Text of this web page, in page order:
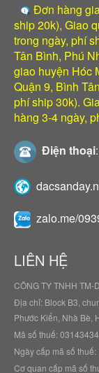
Đơn hàng
ship 20k), Giao
trong ngày, phí
Tân Bình, Phú
giao huyện Hóc
Quận 9, Bình
phí ship 30k).
hàng 3-4 ngày,
Điện thoại:
zalo.me/
LIÊN HỆ
CÔNG TY TNHH TM-
Địa chỉ: Block B3,
Phước Kiển, Nhà Bè,
Mã số thuế:
Ngày cấp mã số
Cơ quan cấp mã số